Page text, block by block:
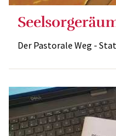
Der Pastorale Weg -